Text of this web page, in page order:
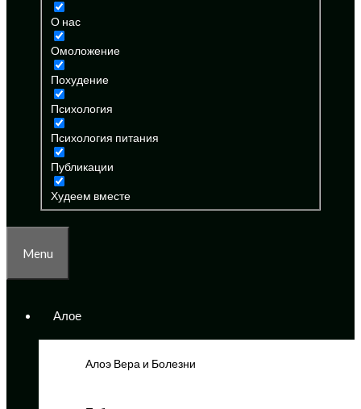
О нас
Омоложение
Похудение
Психология
Психология питания
Публикации
Худеем вместе
Menu
Алое
Алоэ Вера и Болезни